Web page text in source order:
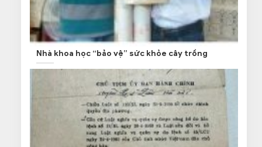
Nhà khoa học “bảo vệ” sức khỏe cây trồng